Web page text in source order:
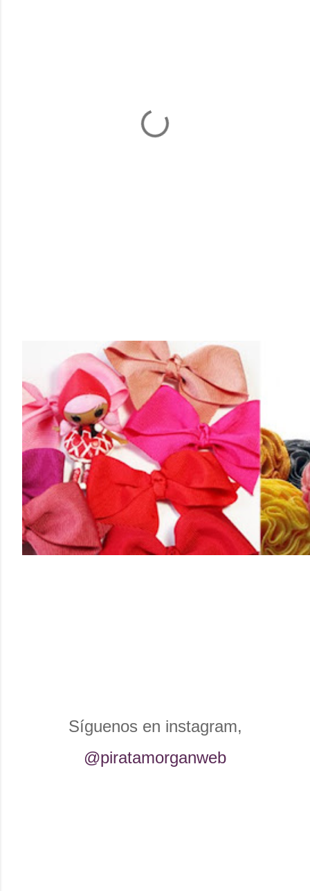
Síguenos en instagram,
@piratamorganweb